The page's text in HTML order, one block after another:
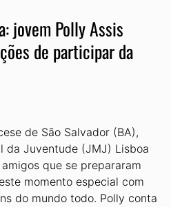
jovem Polly Assis
de participar da
de São Salvador (BA),
da Juventude (JMJ) Lisboa
que se prepararam
momento especial com
do mundo todo. Polly conta